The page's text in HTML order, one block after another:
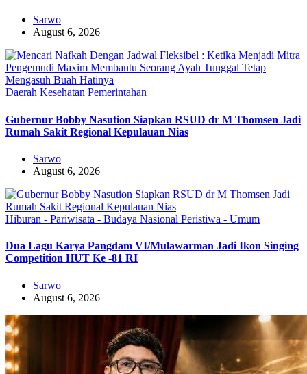
Sarwo
August 6, 2026
Daerah Kesehatan Pemerintahan
Gubernur Bobby Nasution Siapkan RSUD dr M Thomsen Jadi
Rumah Sakit Regional Kepulauan Nias
Sarwo
August 6, 2026
Hiburan - Pariwisata - Budaya Nasional Peristiwa - Umum
Dua Lagu Karya Pangdam VI/Mulawarman Jadi Ikon Singing
Competition HUT Ke -81 RI
Sarwo
August 6, 2026